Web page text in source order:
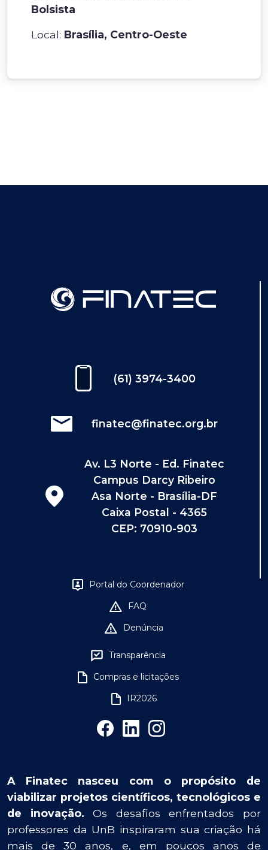
Bolsista
Local: Brasília, Centro-Oeste
(61) 3974-3400
finatec@finatec.org.br
Av. L3 Norte - Ed. Finatec
Campus Darcy Ribeiro
Asa Norte - Brasília-DF
Caixa Postal - 4365
CEP: 70910-903
Portal do Coordenador
FAQ
Denúncia
Transparência
Compras e licitações
IR2026
A Finatec nasceu com o propósito de
viabilizar projetos científicos, tecnológicos e
de inovação. Os desafios enfrentados por
professores da UnB inspiraram sua criação há
mais de 30 anos, e, em poucos anos de